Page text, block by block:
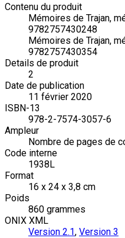
Contenu du produit
Mémoires de Trajan,
9782757430248
Mémoires de Trajan,
9782757430354
Details de produit
2
Date de publication
11 février 2020
ISBN-13
978-2-7574-3057-6
Ampleur
Nombre de pages de
Code interne
1938L
Format
16 x 24 x 3,8 cm
Poids
860 grammes
ONIX XML
Version 2.1, Version 3